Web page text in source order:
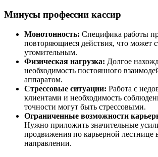
Минусы профессии кассир
Монотонность: Специфика работы
повторяющиеся действия, что может
утомительным.
Физическая нагрузка: Долгое
необходимость постоянного
аппаратом.
Стрессовые ситуации: Работа с
клиентами и необходимость
точности могут быть стрессовыми.
Ограниченные возможности
Нужно приложить значительные
продвижения по карьерной лестнице
направлении.